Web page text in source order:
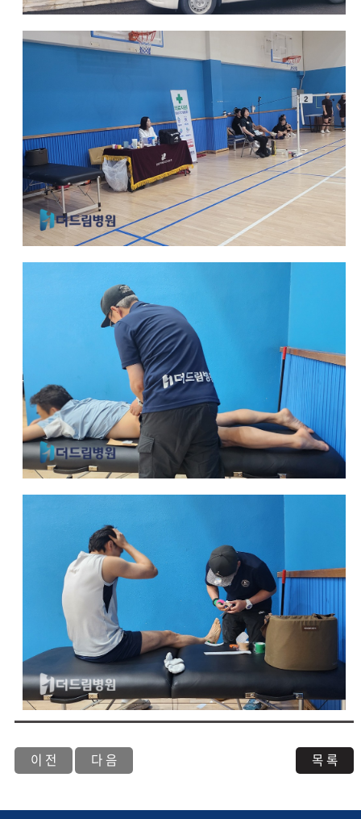
이 전 다 음 목 록